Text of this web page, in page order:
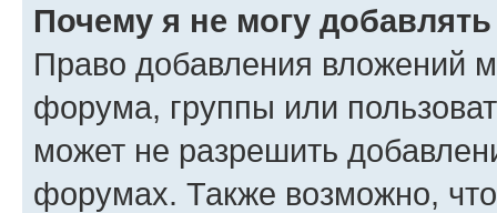
Почему я не могу
Право добавления вложений
форума, группы или
может не разрешить
форумах. Также возможно,